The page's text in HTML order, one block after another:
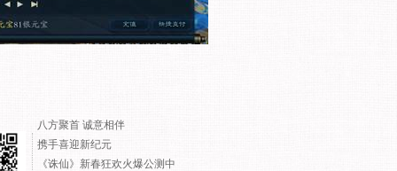
八方聚首 诚意相伴
携手喜迎新纪元
《诛仙》新春狂欢火爆公测中